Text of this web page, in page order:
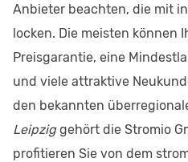
Anbieter beachten, die mit
locken. Die meisten können
Preisgarantie, eine
und viele attraktive
den bekannten
Leipziggehört die Stromio
profitieren Sie von dem